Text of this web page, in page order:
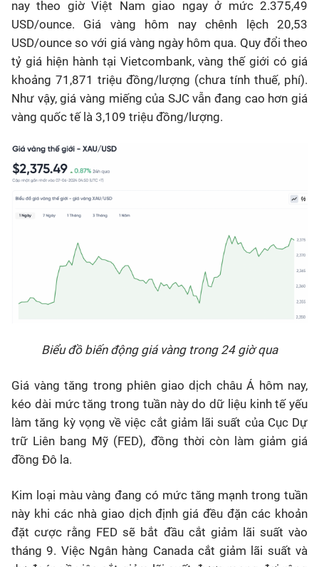
nay theo giờ Việt Nam giao ngay ở mức 2.375,49
USD/ounce. Giá vàng hôm nay chênh lệch 20,53
USD/ounce so với giá vàng ngày hôm qua. Quy đổi theo
tỷ giá hiện hành tại Vietcombank, vàng thế giới có giá
khoảng 71,871 triệu đồng/lượng (chưa tính thuế, phí).
Như vậy, giá vàng miếng của SJC vẫn đang cao hơn giá
vàng quốc tế là 3,109 triệu đồng/lượng.
Biểu đồ biến động giá vàng trong 24 giờ qua
Giá vàng tăng trong phiên giao dịch châu Á hôm nay,
kéo dài mức tăng trong tuần này do dữ liệu kinh tế yếu
làm tăng kỳ vọng về việc cắt giảm lãi suất của Cục Dự
trữ Liên bang Mỹ (FED), đồng thời còn làm giảm giá
đồng Đô la.
Kim loại màu vàng đang có mức tăng mạnh trong tuần
này khi các nhà giao dịch định giá đều đặn các khoản
đặt cược rằng FED sẽ bắt đầu cắt giảm lãi suất vào
tháng 9. Việc Ngân hàng Canada cắt giảm lãi suất và